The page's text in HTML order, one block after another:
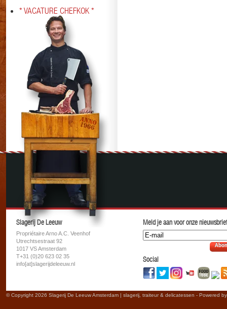
* VACATURE CHEFKOK *
Slagerij De Leeuw
Propriétaire Arno A.C. Veenhof
Utrechtsestraat 92
1017 VS Amsterdam
T+31 (0)20 623 02 35
info[at]slagerijdeleeuw.nl
Meld je aan voor onze
Social
© Copyright 2026 Slagerij De Leeuw Amsterdam | slagerij, traiteur & delicatessen - Powered